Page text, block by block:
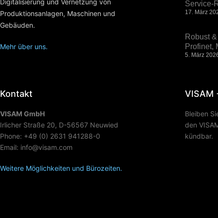
Digitalisierung und Vernetzung von
Produktionsanlagen, Maschinen und
Gebäuden.
Mehr über uns.
Service-
17. März
Robust
Profinet,
5. März
Kontakt
VISAM GmbH
Irlicher Straße 20, D-56567 Neuwied
Phone: +49 (0) 2631 941288-0
Email: info@visam.com
Weitere Möglichkeiten und Bürozeiten.
VISAM
Bleiben
den
kündbar.